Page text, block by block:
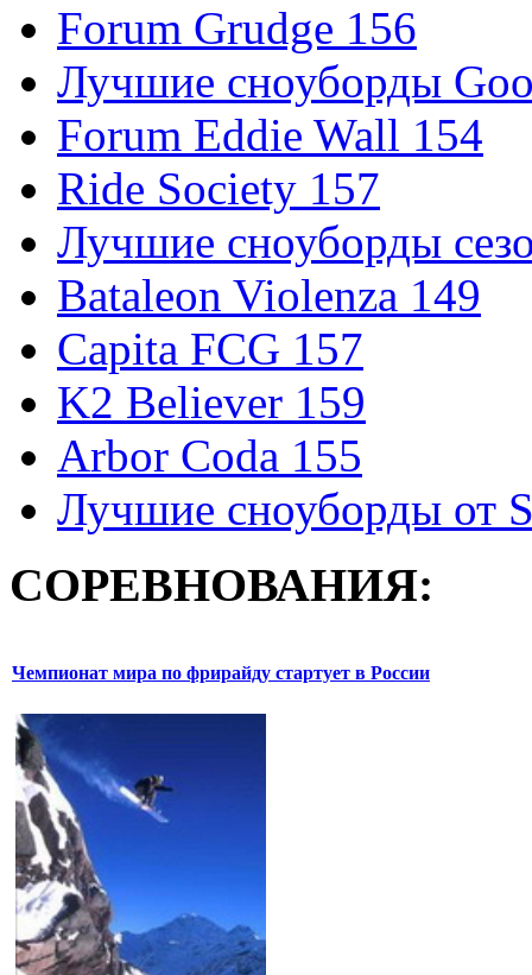
Forum Grudge 156
Лучшие сноуборды
Forum Eddie Wall 154
Ride Society 157
Лучшие сноуборды
Bataleon Violenza 149
Capita FCG 157
K2 Believer 159
Arbor Coda 155
Лучшие сноуборды от
СОРЕВНОВАНИЯ:
Чемпионат мира по фрирайду стартует в России